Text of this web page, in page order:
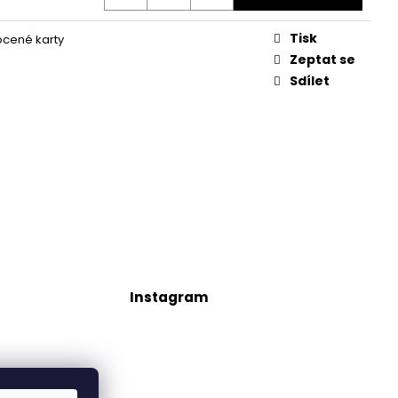
karty
Tisk
Zeptat se
Sdílet
Instagram